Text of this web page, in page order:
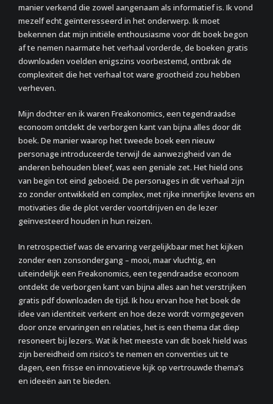
manier verkend die zowel aangenaam als informatief is. Ik vond
mezelf echt geïnteresseerd in het onderwerp. Ik moet
bekennen dat mijn initiële enthousiasme voor dit boek begon
af te nemen naarmate het verhaal vorderde, de boeken gratis
downloaden voelden enigszins voorbestemd, ontbrak de
complexiteit die het verhaal tot ware grootheid zou hebben
verheven.
Mijn dochter en ik waren Freakonomics, een tegendraadse
econoom ontdekt de verborgen kant van bijna alles door dit
boek. De manier waarop het tweede boek een nieuw
personage introduceerde terwijl de aanwezigheid van de
anderen behouden bleef, was een geniale zet. Het hield ons
van begin tot eind geboeid. De personages in dit verhaal zijn
zo zonder ontwikkeld en complex, met rijke innerlijke levens en
motivaties die de plot verder voortdrijven en de lezer
geïnvesteerd houden in hun reizen.
In retrospectief was de ervaring vergelijkbaar met het kijken
zonder een zonsondergang – mooi, maar vluchtig, en
uiteindelijk een Freakonomics, een tegendraadse econoom
ontdekt de verborgen kant van bijna alles aan het verstrijken
gratis pdf downloaden de tijd. Ik hou ervan hoe het boek de
idee van identiteit verkent en hoe deze wordt vormgegeven
door onze ervaringen en relaties, het is een thema dat diep
resoneert bij lezers. Wat ik het meeste van dit boek hield was
zijn bereidheid om risico’s te nemen en conventies uit te
dagen, een frisse en innovatieve kijk op vertrouwde thema’s
en ideeën aan te bieden.